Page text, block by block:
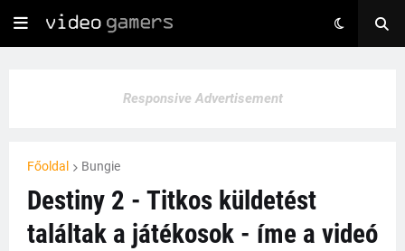
Responsive Advertisement
Főoldal Bungie
Destiny 2 - Titkos küldetést
találtak a játékosok - íme a videó